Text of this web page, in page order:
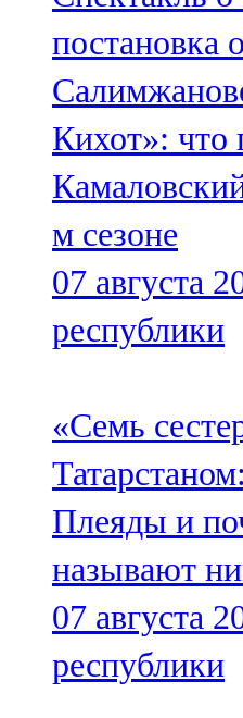
постановка о
Кихот»: что
м сезоне
07 августа
республики
«Семь
Плеяды и
называют
07 августа
республики